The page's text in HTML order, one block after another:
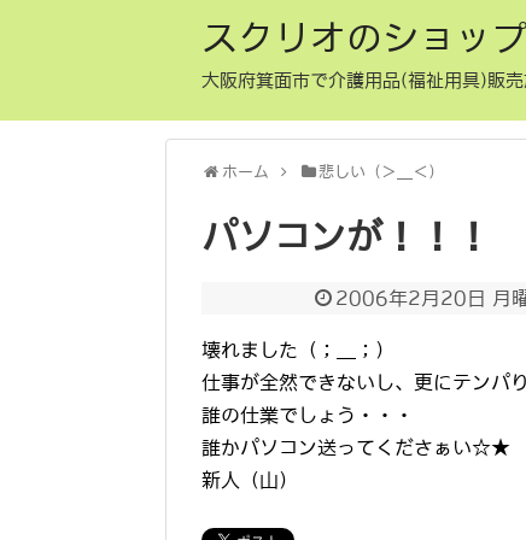
スクリオのショッ
大阪府箕面市で介護用品(福祉用具)販
ホーム 悲しい（＞＿＜）
パソコンが！！！
2006年2月20日 月
壊れました（；＿；）
仕事が全然できないし、更にテンパ
誰の仕業でしょう・・・
誰かパソコン送ってくださぁい☆★
新人（山）